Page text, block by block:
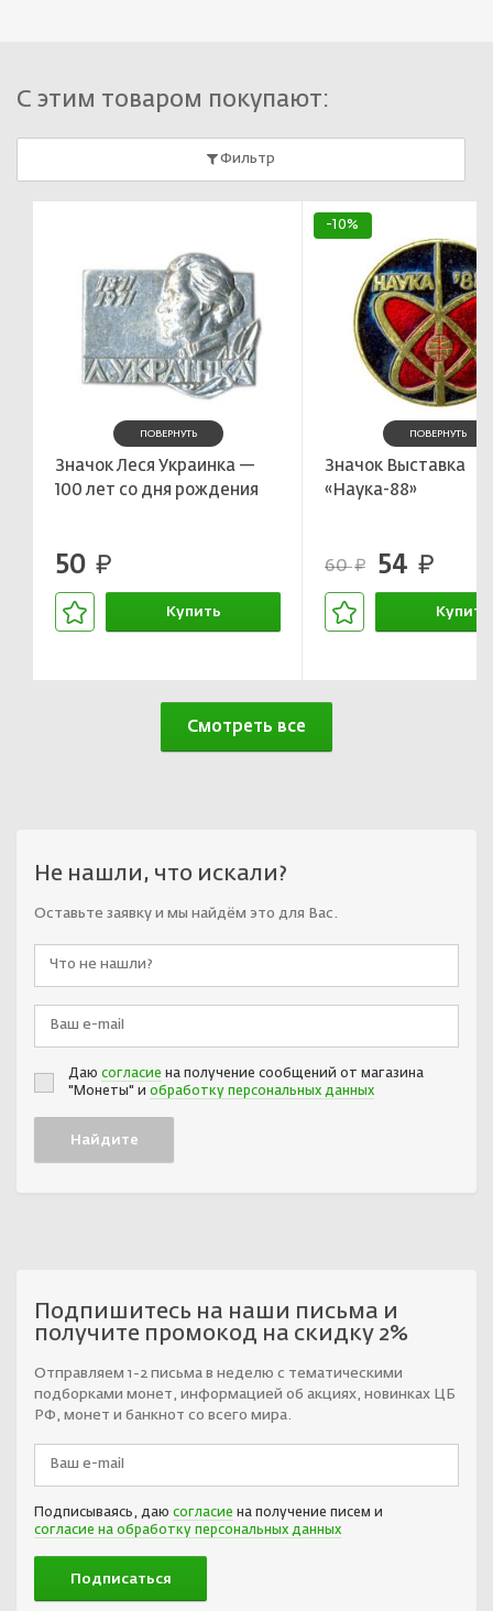
С этим товаром покупают:
Фильтр
ПОВЕРНУТЬ
Значок Леся Украинка —
100 лет со дня рождения
50 руб.
Купить
-10%
ПОВЕРНУТЬ
Значок Выставка
«Наука-88»
60руб. 54 руб.
Купить
Смотреть все
Не нашли, что искали?
Оставьте заявку и мы найдём это для Вас.
Даю согласие на получение сообщений от магазина
"Монеты" и обработку персональных данных
Подпишитесь на наши письма и
получите промокод на скидку 2%
Отправляем 1-2 письма в неделю с тематическими
подборками монет, информацией об акциях, новинках ЦБ
РФ, монет и банкнот со всего мира.
Подписываясь, даю согласие на получение писем и
согласие на обработку персональных данных